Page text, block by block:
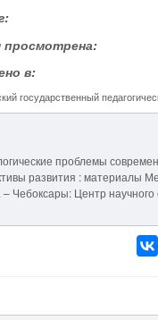
в:
государственный
проблемы
развития : материалы
Чебоксары: Центр